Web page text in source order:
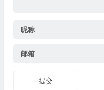
昵称
邮箱
提交